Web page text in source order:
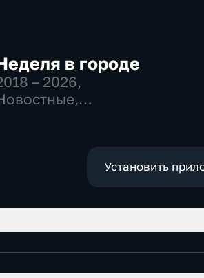
в городе
– 2026,
Установить